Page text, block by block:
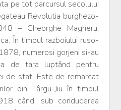
pe tot parcursul secolului
Revolutia burghezo-
– Gheorghe Magheru,
În timpul razboiului ruso-
numerosi gorjeni si-au
de tara luptând pentru
de stat. Este de remarcat
din Târgu-Jiu în timpul
când, sub conducerea